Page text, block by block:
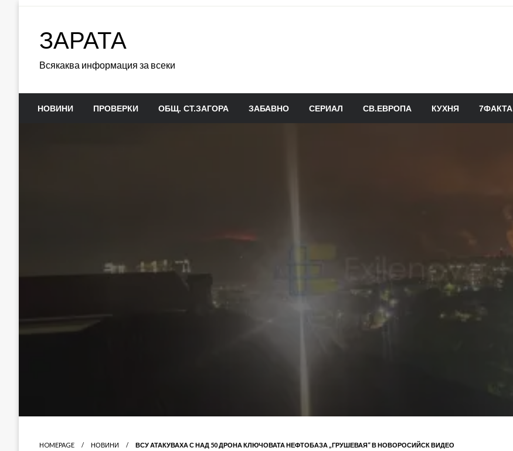
ЗАРАТА
Всякаква информация за всеки
НОВИНИ ПРОВЕРКИ ОБЩ. СТ.ЗАГОРА ЗАБАВНО СЕРИАЛ СВ.ЕВРОПА КУХНЯ 7ФАКТА
HOMEPAGE НОВИНИ ВСУ АТАКУВАХА С НАД 50 ДРОНА КЛЮЧОВАТА НЕФТОБАЗА „ГРУШЕВАЯ“ В НОВОРОСИЙСК ВИДЕО